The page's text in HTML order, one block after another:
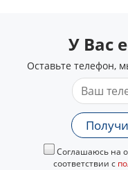
У Вас
Оставьте телефон,
Соглашаюсь на
соответствии с